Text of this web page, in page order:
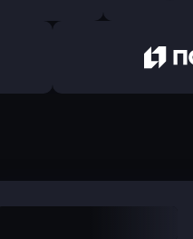
заявку
Банк
в